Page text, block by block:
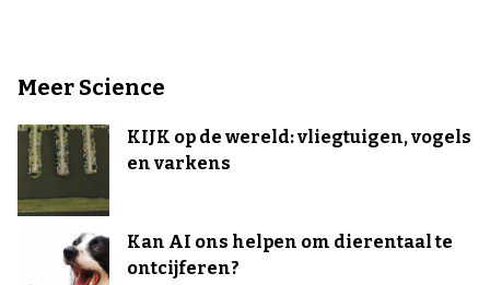
Meer Science
KIJK op de wereld: vliegtuigen, vogels
en varkens
Kan AI ons helpen om dierentaal te
ontcijferen?